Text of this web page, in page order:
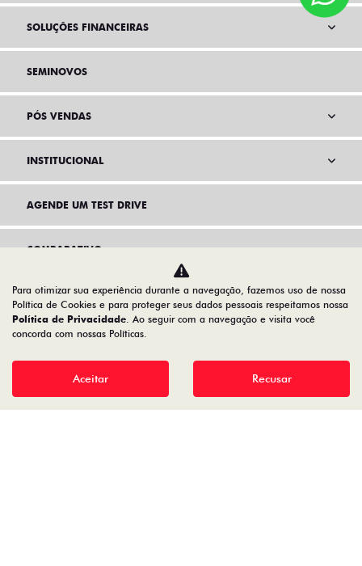
SOLUÇÕES FINANCEIRAS
SEMINOVOS
PÓS VENDAS
INSTITUCIONAL
AGENDE UM TEST DRIVE
COMPARATIVO
Para otimizar sua experiência durante a navegação, fazemos uso de nossa
Política de Cookies e para proteger seus dados pessoais respeitamos nossa
Política de Privacidade. Ao seguir com a navegação e visita você
concorda com nossas Políticas.
Aceitar Recusar